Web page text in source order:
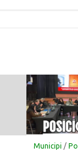
Municipi /